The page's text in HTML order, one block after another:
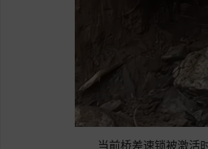
当前桥差速锁被激活